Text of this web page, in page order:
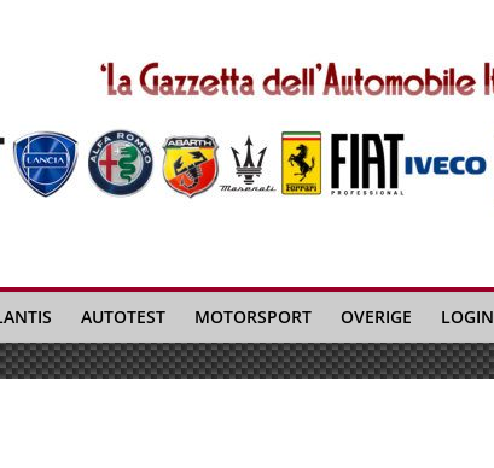
AUTOTEST MOTORSPORT OVERIGE LOGIN